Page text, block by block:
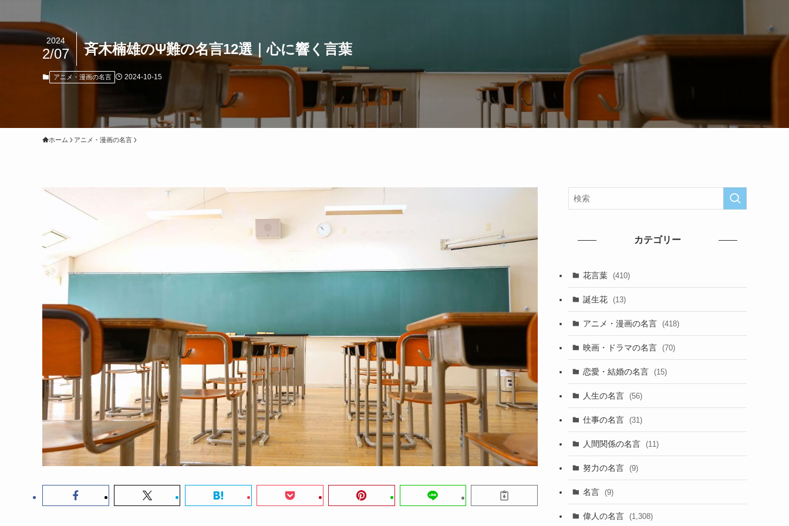
斉木楠雄のΨ難の名言12選｜心に響く言葉
2024
2/07
アニメ・漫画の名言 2024-10-15
ホーム アニメ・漫画の名言
カテゴリー
花言葉 (410)
誕生花 (13)
アニメ・漫画の名言 (418)
映画・ドラマの名言 (70)
恋愛・結婚の名言 (15)
人生の名言 (56)
仕事の名言 (31)
人間関係の名言 (11)
努力の名言 (9)
名言 (9)
偉人の名言 (1,308)